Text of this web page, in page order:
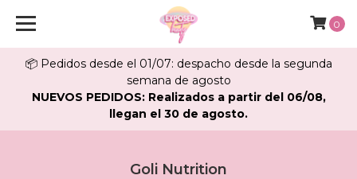
📦 Pedidos desde el 01/07: despacho desde la segunda
semana de agosto
NUEVOS PEDIDOS: Realizados a partir del 06/08,
llegan el 30 de agosto.
0
Goli Nutrition